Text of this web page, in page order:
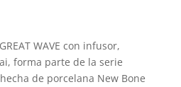
WAVE con infusor,
forma parte de la serie
de porcelana New Bone